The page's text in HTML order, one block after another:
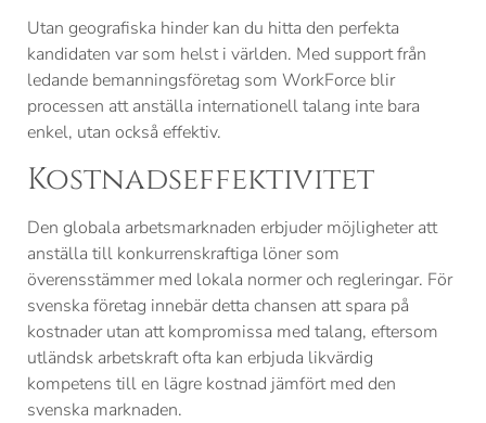
Utan geografiska hinder kan du hitta den perfekta
kandidaten var som helst i världen. Med support från
ledande bemanningsföretag som WorkForce blir
processen att anställa internationell talang inte bara
enkel, utan också effektiv.
Kostnadseffektivitet
Den globala arbetsmarknaden erbjuder möjligheter att
anställa till konkurrenskraftiga löner som
överensstämmer med lokala normer och regleringar. För
svenska företag innebär detta chansen att spara på
kostnader utan att kompromissa med talang, eftersom
utländsk arbetskraft ofta kan erbjuda likvärdig
kompetens till en lägre kostnad jämfört med den
svenska marknaden.